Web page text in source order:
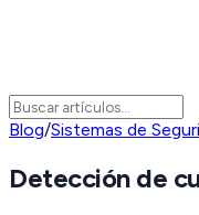
Blog/Sistemas de
Detección de